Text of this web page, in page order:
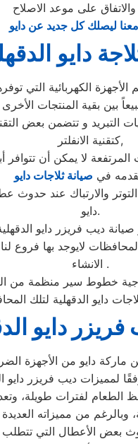
والاتفاق على موعد الاصلاح
ليصلك كل جديد عن دايو
دايو
التبريد و تتضمن بعض
كتقنية الانفلتر,
المرتفعة لا يمكن أن تتوافر
في صيانة ثلاجات دايو
والارتباك عند حدوث
دايو.
ديب فريزر دايو
لايوجد بها فروع
الانشاء .
خطوط سير منظمة من
دايو
الطعام لفترات طويلة،
بعض الأعطال التي تتطلب